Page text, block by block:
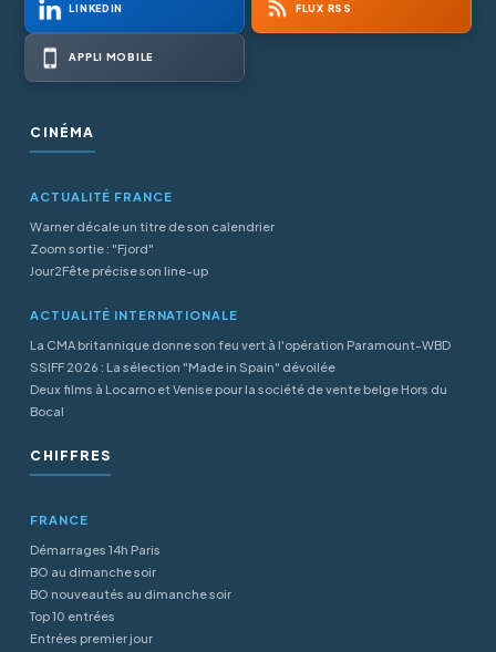
LINKEDIN FLUX RSS
APPLI MOBILE
CINÉMA
ACTUALITÉ FRANCE
Warner décale un titre de son calendrier
Zoom sortie : "Fjord"
Jour2Fête précise son line-up
ACTUALITÉ INTERNATIONALE
La CMA britannique donne son feu vert à l'opération Paramount-WBD
SSIFF 2026 : La sélection "Made in Spain" dévoilée
Deux films à Locarno et Venise pour la société de vente belge Hors du
Bocal
CHIFFRES
FRANCE
Démarrages 14h Paris
BO au dimanche soir
BO nouveautés au dimanche soir
Top 10 entrées
Entrées premier jour